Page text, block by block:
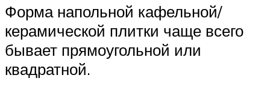
Форма напольной кафельной/
керамической плитки чаще всего
бывает прямоугольной или
квадратной.